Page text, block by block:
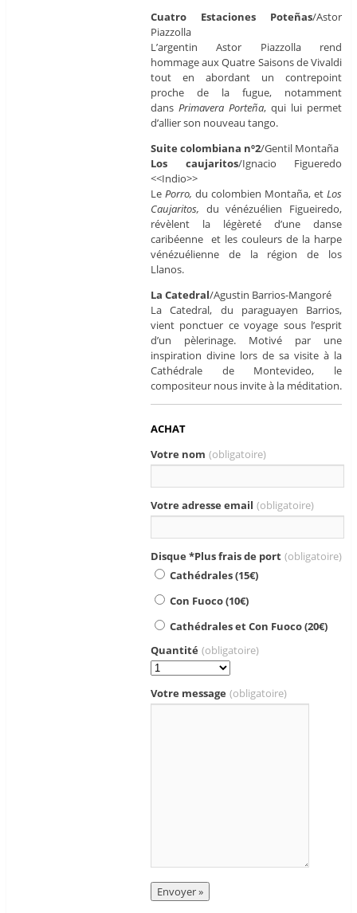
Cuatro Estaciones Poteñas/Astor
Piazzolla
L’argentin Astor Piazzolla rend
hommage aux Quatre Saisons de Vivaldi
tout en abordant un contrepoint
proche de la fugue, notamment
dans Primavera Porteña, qui lui permet
d’allier son nouveau tango.
Suite colombiana nº2/Gentil Montaña
Los caujaritos/Ignacio Figueredo
<<Indio>>
Le Porro,du colombien Montaña, etLos
Caujaritos, du vénézuélien Figueiredo,
révèlent la légèreté d’une danse
caribéenne et les couleurs de la harpe
vénézuélienne de la région de los
Llanos.
La Catedral/Agustin Barrios-Mangoré
La Catedral, du paraguayen Barrios,
vient ponctuer ce voyage sous l’esprit
d’un pèlerinage. Motivé par une
inspiration divine lors de sa visite à la
Cathédrale de Montevideo, le
compositeur nous invite à la méditation.
ACHAT
Votre nom (obligatoire)
Votre adresse email (obligatoire)
Disque *Plus frais de port (obligatoire)
Cathédrales (15€)
Con Fuoco (10€)
Cathédrales et Con Fuoco (20€)
Quantité (obligatoire)
Votre message (obligatoire)